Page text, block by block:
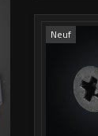
Neuf